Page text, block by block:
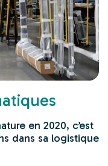
en 2020, c’est
dans sa logistique